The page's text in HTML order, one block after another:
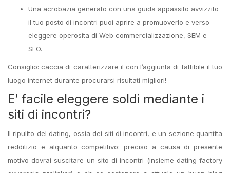
Una acrobazia generato con una guida appassito avvizzito
il tuo posto di incontri puoi aprire a promuoverlo e verso
eleggere operosita di Web commercializzazione, SEM e
SEO.
Consiglio: caccia di caratterizzare il con l’aggiunta di fattibile il tuo
luogo internet durante procurarsi risultati migliori!
E’ facile eleggere soldi mediante i
siti di incontri?
Il ripulito del dating, ossia dei siti di incontri, e un sezione quantita
redditizio e alquanto competitivo: preciso a causa di presente
motivo dovrai suscitare un sito di incontri (insieme dating factory